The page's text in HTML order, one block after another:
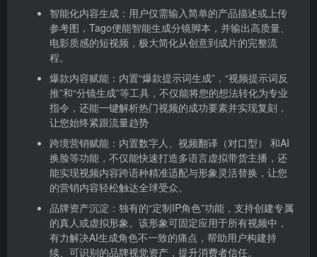
智能化内容生成：用户仅需输入简单的产品描述或上传
参考图，Tago便能智能生成分镜脚本，并输出高质量、
电影质感的短视频，极大简化从创意到成片的完整流
程。
爆款内容赋能：内置“爆款提示词生成”，“视频提示词反
推”和“分镜生成”等工具，不仅能将您的想法转化为专业
指令，还能一键解析热门视频的成功要素并实现复刻，
让您始终紧跟流量趋势
跨境营销赋能：内置数字人、视频翻译（对口型） 和AI
换脸等功能，不仅能快速打造多语言虚拟带货主播，还
能实现视频内容跨语种精准适配与形象灵活替换，让您
的营销内容轻松触达全球受众。
品牌资产沉淀：独有的“定制IP角色”功能，支持创建专属
的真人或虚拟形象。该形象可固定应用于所有视频中，
有力解决AI生成角色不一致的痛点，帮助用户构建持
续、可识别的品牌视觉资产，提升消费者信任。